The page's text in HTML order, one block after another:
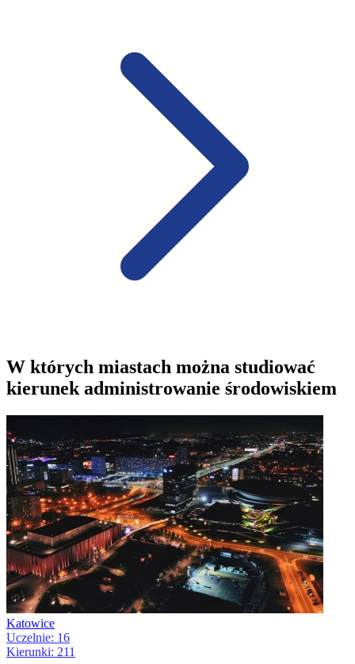
W których miastach można studiować
kierunek administrowanie środowiskiem
Katowice
Uczelnie: 16
Kierunki: 211